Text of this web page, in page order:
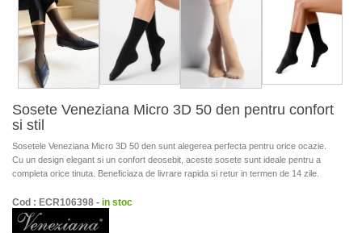
Sosete Veneziana Micro 3D 50 den pentru confort
si stil
Sosetele Veneziana Micro 3D 50 den sunt alegerea perfecta pentru orice ocazie.
Cu un design elegant si un confort deosebit, aceste sosete sunt ideale pentru a
completa orice tinuta. Beneficiaza de livrare rapida si retur in termen de 14 zile.
Cod : ECR106398 - in stoc